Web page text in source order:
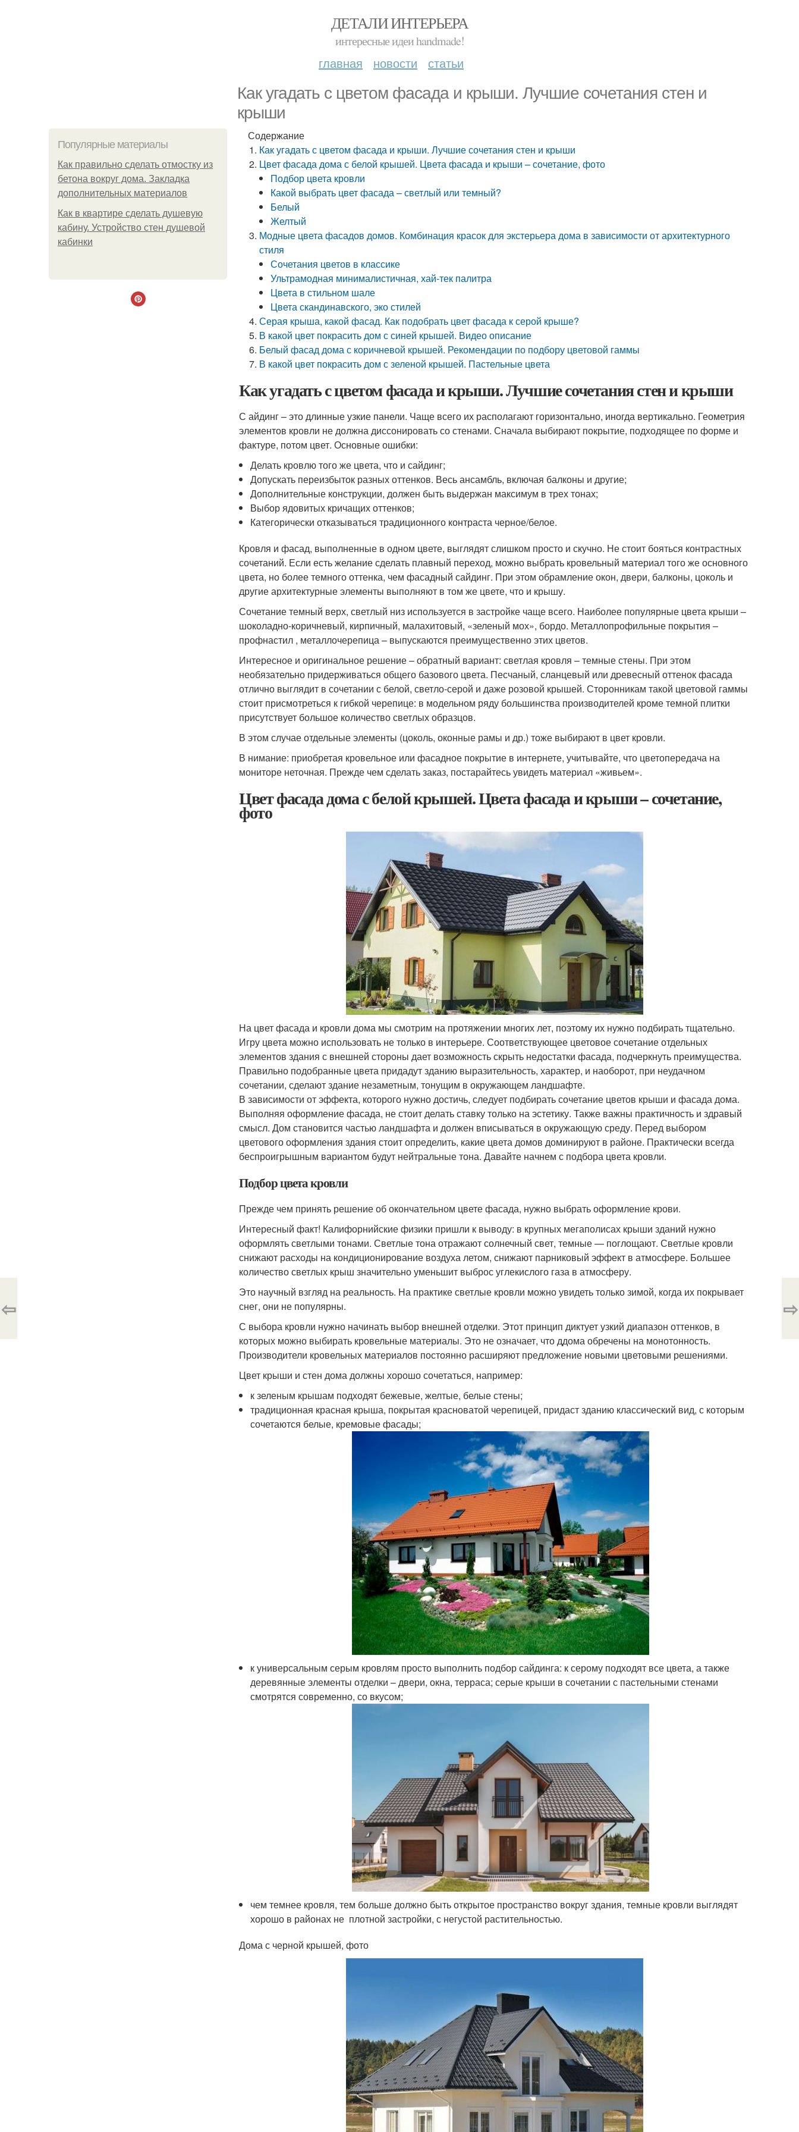
ДЕТАЛИ ИНТЕРЬЕРА
интересные идеи handmade!
главная новости статьи
Как угадать с цветом фасада и крыши. Лучшие сочетания стен и
крыши
Популярные материалы
Как правильно сделать отмостку из
бетона вокруг дома. Закладка
дополнительных материалов
Как в квартире сделать душевую
кабину. Устройство стен душевой
кабинки
Содержание
Как угадать с цветом фасада и крыши. Лучшие сочетания стен и крыши
Цвет фасада дома с белой крышей. Цвета фасада и крыши – сочетание, фото
Подбор цвета кровли
Какой выбрать цвет фасада – светлый или темный?
Белый
Желтый
Модные цвета фасадов домов. Комбинация красок для экстерьера дома в зависимости от архитектурного
стиля
Сочетания цветов в классике
Ультрамодная минималистичная, хай-тек палитра
Цвета в стильном шале
Цвета скандинавского, эко стилей
Серая крыша, какой фасад. Как подобрать цвет фасада к серой крыше?
В какой цвет покрасить дом с синей крышей. Видео описание
Белый фасад дома с коричневой крышей. Рекомендации по подбору цветовой гаммы
В какой цвет покрасить дом с зеленой крышей. Пастельные цвета
Как угадать с цветом фасада и крыши. Лучшие сочетания стен и крыши
С айдинг – это длинные узкие панели. Чаще всего их располагают горизонтально, иногда вертикально. Геометрия
элементов кровли не должна диссонировать со стенами. Сначала выбирают покрытие, подходящее по форме и
фактуре, потом цвет. Основные ошибки:
Делать кровлю того же цвета, что и сайдинг;
Допускать переизбыток разных оттенков. Весь ансамбль, включая балконы и другие;
Дополнительные конструкции, должен быть выдержан максимум в трех тонах;
Выбор ядовитых кричащих оттенков;
Категорически отказываться традиционного контраста черное/белое.
Кровля и фасад, выполненные в одном цвете, выглядят слишком просто и скучно. Не стоит бояться контрастных
сочетаний. Если есть желание сделать плавный переход, можно выбрать кровельный материал того же основного
цвета, но более темного оттенка, чем фасадный сайдинг. При этом обрамление окон, двери, балконы, цоколь и
другие архитектурные элементы выполняют в том же цвете, что и крышу.
Сочетание темный верх, светлый низ используется в застройке чаще всего. Наиболее популярные цвета крыши –
шоколадно-коричневый, кирпичный, малахитовый, «зеленый мох», бордо. Металлопрофильные покрытия –
профнастил , металлочерепица – выпускаются преимущественно этих цветов.
Интересное и оригинальное решение – обратный вариант: светлая кровля – темные стены. При этом
необязательно придерживаться общего базового цвета. Песчаный, сланцевый или древесный оттенок фасада
отлично выглядит в сочетании с белой, светло-серой и даже розовой крышей. Сторонникам такой цветовой гаммы
стоит присмотреться к гибкой черепице: в модельном ряду большинства производителей кроме темной плитки
присутствует большое количество светлых образцов.
В этом случае отдельные элементы (цоколь, оконные рамы и др.) тоже выбирают в цвет кровли.
В нимание: приобретая кровельное или фасадное покрытие в интернете, учитывайте, что цветопередача на
мониторе неточная. Прежде чем сделать заказ, постарайтесь увидеть материал «живьем».
Цвет фасада дома с белой крышей. Цвета фасада и крыши – сочетание,
фото
На цвет фасада и кровли дома мы смотрим на протяжении многих лет, поэтому их нужно подбирать тщательно.
Игру цвета можно использовать не только в интерьере. Соответствующее цветовое сочетание отдельных
элементов здания с внешней стороны дает возможность скрыть недостатки фасада, подчеркнуть преимущества.
Правильно подобранные цвета придадут зданию выразительность, характер, и наоборот, при неудачном
сочетании, сделают здание незаметным, тонущим в окружающем ландшафте.
В зависимости от эффекта, которого нужно достичь, следует подбирать сочетание цветов крыши и фасада дома.
Выполняя оформление фасада, не стоит делать ставку только на эстетику. Также важны практичность и здравый
смысл. Дом становится частью ландшафта и должен вписываться в окружающую среду. Перед выбором
цветового оформления здания стоит определить, какие цвета домов доминируют в районе. Практически всегда
беспроигрышным вариантом будут нейтральные тона. Давайте начнем с подбора цвета кровли.
Подбор цвета кровли
Прежде чем принять решение об окончательном цвете фасада, нужно выбрать оформление крови.
Интересный факт! Калифорнийские физики пришли к выводу: в крупных мегаполисах крыши зданий нужно
оформлять светлыми тонами. Светлые тона отражают солнечный свет, темные — поглощают. Светлые кровли
снижают расходы на кондиционирование воздуха летом, снижают парниковый эффект в атмосфере. Большее
количество светлых крыш значительно уменьшит выброс углекислого газа в атмосферу.
Это научный взгляд на реальность. На практике светлые кровли можно увидеть только зимой, когда их покрывает
снег, они не популярны.
С выбора кровли нужно начинать выбор внешней отделки. Этот принцип диктует узкий диапазон оттенков, в
которых можно выбирать кровельные материалы. Это не означает, что ддома обречены на монотонность.
Производители кровельных материалов постоянно расширяют предложение новыми цветовыми решениями.
Цвет крыши и стен дома должны хорошо сочетаться, например:
к зеленым крышам подходят бежевые, желтые, белые стены;
традиционная красная крыша, покрытая красноватой черепицей, придаст зданию классический вид, с которым
сочетаются белые, кремовые фасады;
к универсальным серым кровлям просто выполнить подбор сайдинга: к серому подходят все цвета, а также
деревянные элементы отделки – двери, окна, терраса; серые крыши в сочетании с пастельными стенами
смотрятся современно, со вкусом;
чем темнее кровля, тем больше должно быть открытое пространство вокруг здания, темные кровли выглядят
хорошо в районах не плотной застройки, с негустой растительностью.
Дома с черной крышей, фото
⇦ ⇨